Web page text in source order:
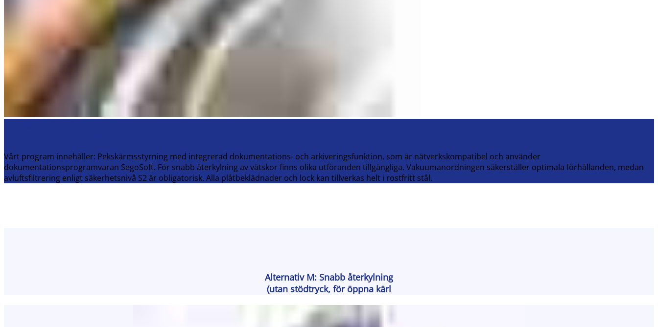
Vårt program innehåller: Pekskärmsstyrning med integrerad dokumentations- och arkiveringsfunktion, som är nätverkskompatibel och använder
dokumentationsprogramvaran SegoSoft. För snabb återkylning av vätskor finns olika utföranden tillgängliga. Vakuumanordningen säkerställer optimala förhållanden, medan
avluftsfiltrering enligt säkerhetsnivå S2 är obligatorisk. Alla plåtbeklädnader och lock kan tillverkas helt i rostfritt stål.
Alternativ M: Snabb återkylning
(utan stödtryck, för öppna kärl